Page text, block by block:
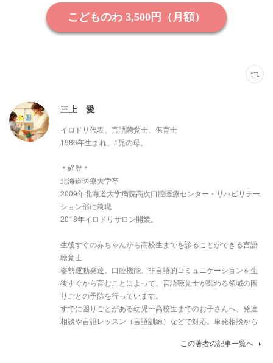
三上 愛
イロドリ代表、言語聴覚士、保育士
1986年生まれ、1児の母。
＊経歴＊
北海道医療大学卒
2009年北海道大学病院高次口腔医療センター・リハビリテー
ション部に就職
2018年イロドリサロン開業。
生後すぐの赤ちゃんから高校生までを診ることができる言語
聴覚士
姿勢運動発達、口腔機能、非言語的コミュニケーションを生
後すぐから育むことによって、言語聴覚士が関わる領域の困
りごとの予防を行っています。
すでに困りごとがある幼児〜高校生までのお子さんへ、発達
相談や言語レッスン（言語訓練）などで対応。単発相談から
この著者の記事一覧へ